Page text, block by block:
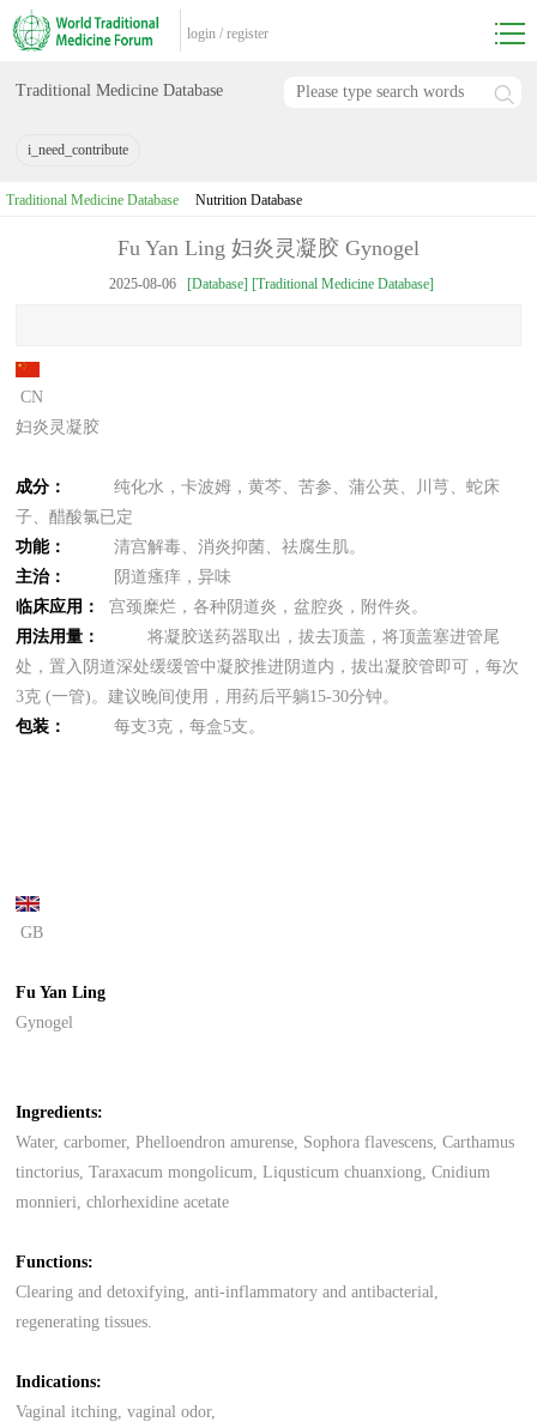
login / register
Traditional Medicine Database
i_need_contribute
Traditional Medicine Database Nutrition Database
Fu Yan Ling 妇炎灵凝胶 Gynogel
2025-08-06 [Database] [Traditional Medicine Database]
CN
妇炎灵凝胶
成分：
纯化水，卡波姆，黄芩、苦参、蒲公英、川芎、蛇床
子、醋酸氯已定
功能：
清宫解毒、消炎抑菌、祛腐生肌。
主治：
阴道瘙痒，异味
临床应用：
宫颈糜烂，各种阴道炎，盆腔炎，附件炎。
用法用量：
将凝胶送药器取出，拔去顶盖，将顶盖塞进管尾
处，置入阴道深处缓缓管中凝胶推进阴道内，拔出凝胶管即可，每次
3克 (一管)。建议晚间使用，用药后平躺15-30分钟。
包装：
每支3克，每盒5支。
GB
Fu Yan Ling
Gynogel
Ingredients:
Water, carbomer, Phelloendron amurense, Sophora flavescens, Carthamus
tinctorius, Taraxacum mongolicum, Liqusticum chuanxiong, Cnidium
monnieri, chlorhexidine acetate
Functions:
Clearing and detoxifying, anti-inflammatory and antibacterial,
regenerating tissues.
Indications:
Vaginal itching, vaginal odor,